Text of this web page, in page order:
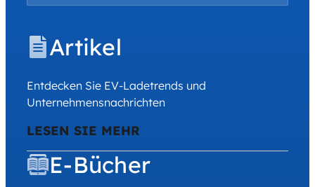
Artikel
Entdecken Sie EV-Ladetrends und
Unternehmensnachrichten
LESEN SIE MEHR
E-Bücher